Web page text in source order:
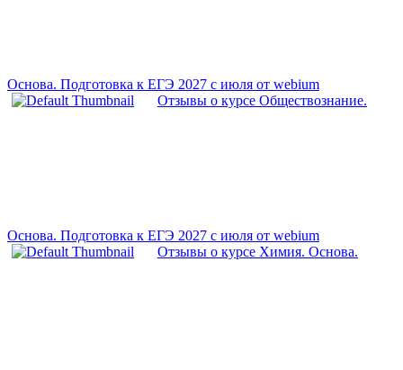
Основа. Подготовка к ЕГЭ 2027 с июля от webium
Отзывы о курсе Обществознание.
Основа. Подготовка к ЕГЭ 2027 с июля от webium
Отзывы о курсе Химия. Основа.